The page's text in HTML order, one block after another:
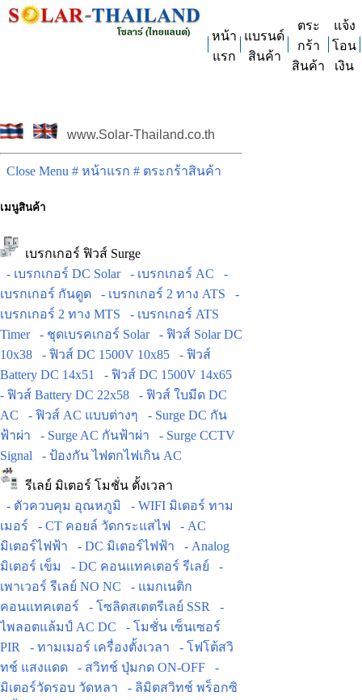
หน้า
แรก
แบรนด์
สินค้า
ตระ
กร้า
สินค้า
แจ้ง
โอน
เงิน
www.Solar-Thailand.co.th
Close Menu # หน้าแรก # ตระกร้าสินค้า
เมนูสินค้า
เบรกเกอร์ ฟิวส์ Surge
- เบรกเกอร์ DC Solar
- เบรกเกอร์ AC
-
เบรกเกอร์ กันดูด
- เบรกเกอร์ 2 ทาง ATS
-
เบรกเกอร์ 2 ทาง MTS
- เบรกเกอร์ ATS
Timer
- ชุดเบรคเกอร์ Solar
- ฟิวส์ Solar DC
10x38
- ฟิวส์ DC 1500V 10x85
- ฟิวส์
Battery DC 14x51
- ฟิวส์ DC 1500V 14x65
- ฟิวส์ Battery DC 22x58
- ฟิวส์ ใบมีด DC
AC
- ฟิวส์ AC แบบต่างๆ
- Surge DC กัน
ฟ้าผ่า
- Surge AC กันฟ้าผ่า
- Surge CCTV
Signal
- ป้องกัน ไฟตกไฟเกิน AC
รีเลย์ มิเตอร์ โมชั่น ตั้งเวลา
- ตัวควบคุม อุณหภูมิ
- WIFI มิเตอร์ ทาม
เมอร์
- CT คอยล์ วัดกระแสไฟ
- AC
มิเตอร์ไฟฟ้า
- DC มิเตอร์ไฟฟ้า
- Analog
มิเตอร์ เข็ม
- DC คอนแทคเตอร์ รีเลย์
-
เพาเวอร์ รีเลย์ NO NC
- แมกเนติก
คอนแทคเตอร์
- โซลิดสเตตรีเลย์ SSR
-
ไพลอตแล้มป์ AC DC
- โมชั่น เซ็นเซอร์
PIR
- ทามเมอร์ เครื่องตั้งเวลา
- โฟโต้สวิ
ทช์ แสงแดด
- สวิทช์ ปุ่มกด ON-OFF
-
มิเตอร์วัดรอบ วัดหลา
- ลิมิตสวิทช์ พร็อกซิ